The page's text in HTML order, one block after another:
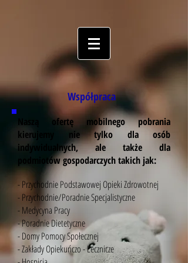
Współpraca
Naszą ofertę mobilnego pobrania
kierujemy nie tylko dla osób
indywidualnych, ale także dla
podmiotów gospodarczych takich jak:
- Przychodnie Podstawowej Opieki Zdrowotnej
- Przychodnie/Poradnie Specjalistyczne
- Medycyna Pracy
- Poradnie Dietetyczne
- Domy Pomocy Społecznej
- Zakłady Opiekuńczo - Lecznicze